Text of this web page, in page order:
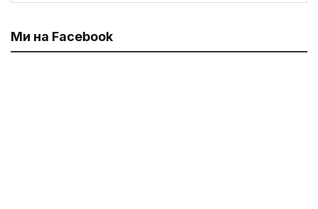
Ми на Facebook